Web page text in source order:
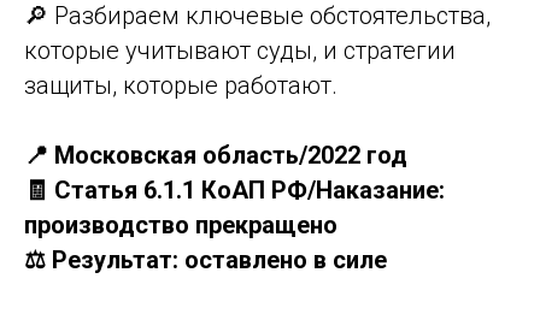
🔎 Разбираем ключевые обстоятельства,
которые учитывают суды, и стратегии
защиты, которые работают.
📍 Московская область/2022 год
🧾 Статья 6.1.1 КоАП РФ/Наказание:
производство прекращено
⚖️ Результат: оставлено в силе